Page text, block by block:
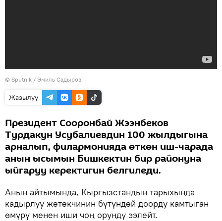
© Sputnik / Эмиль Садыров
Жазылуу
Президент Сооронбай Жээнбеков
Турдакун Усубалиевдин 100 жылдыгына
арналып, филармонияда өткөн иш-чарада
анын ысымын Бишкектин бир районуна
ыйгаруу керектигин белгиледи.
Анын айтымында, Кыргызстандын тарыхында
кадырлуу жетекчинин бүтүндөй доорду камтыган
өмүрү менен иши чоң орунду ээлейт.